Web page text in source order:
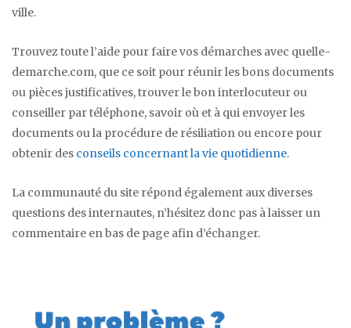
ville.
Trouvez toute l’aide pour faire vos démarches avec quelle-
demarche.com, que ce soit pour réunir les bons documents
ou pièces justificatives, trouver le bon interlocuteur ou
conseiller par téléphone, savoir où et à qui envoyer les
documents ou la procédure de résiliation ou encore pour
obtenir des conseils concernant la vie quotidienne.
La communauté du site répond également aux diverses
questions des internautes, n’hésitez donc pas à laisser un
commentaire en bas de page afin d’échanger.